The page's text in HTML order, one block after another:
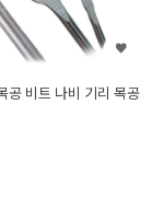
공 비트 나비 기리 목공